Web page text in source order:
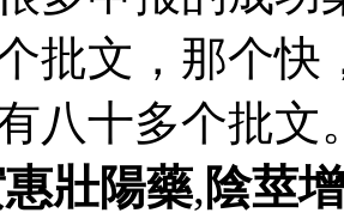
批文，那个
八十多个批文
壯陽藥, 陰莖